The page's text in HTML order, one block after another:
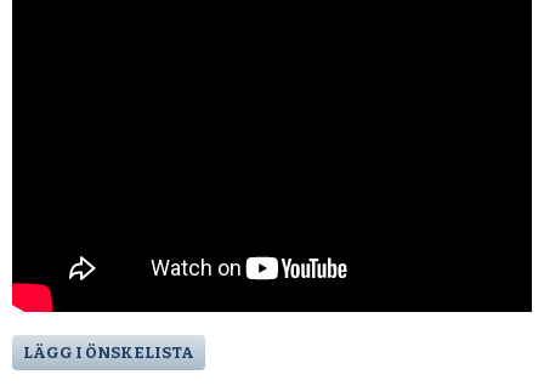
LÄGG I ÖNSKELISTA